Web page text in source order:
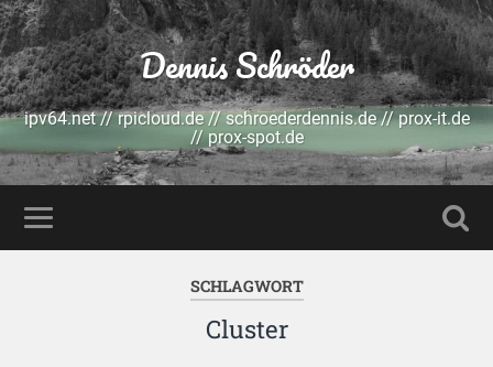
Dennis Schröder
ipv64.net // rpicloud.de // schroederdennis.de // prox-it.de
// prox-spot.de
SCHLAGWORT
Cluster